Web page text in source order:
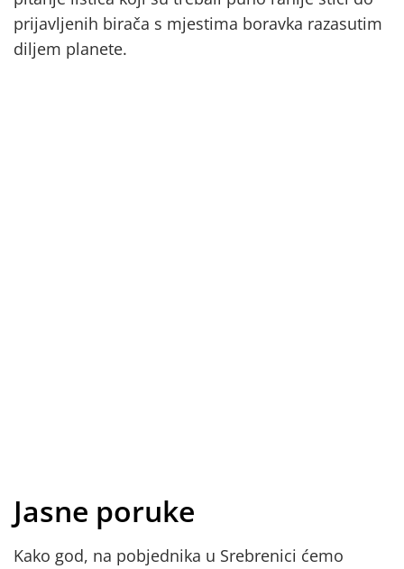
prijavljenih birača s mjestima boravka razasutim
diljem planete.
Jasne poruke
Kako god, na pobjednika u Srebrenici ćemo